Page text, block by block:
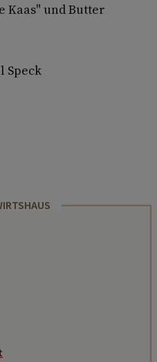
Kaas" und Butter
Speck